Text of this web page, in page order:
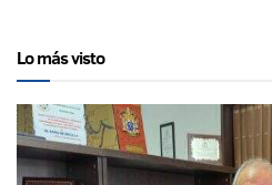
Lo más visto